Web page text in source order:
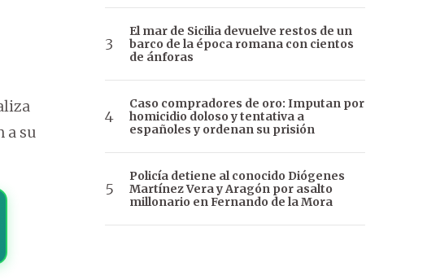
a su
El mar de Sicilia devuelve restos de un
barco de la época romana con cientos
de ánforas
Caso compradores de oro: Imputan por
homicidio doloso y tentativa a
españoles y ordenan su prisión
Policía detiene al conocido Diógenes
Martínez Vera y Aragón por asalto
millonario en Fernando de la Mora